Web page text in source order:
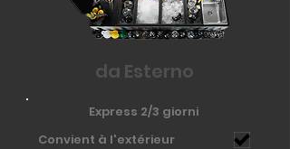
da Esterno
Express 2/3 giorni
Convient à l'extérieur